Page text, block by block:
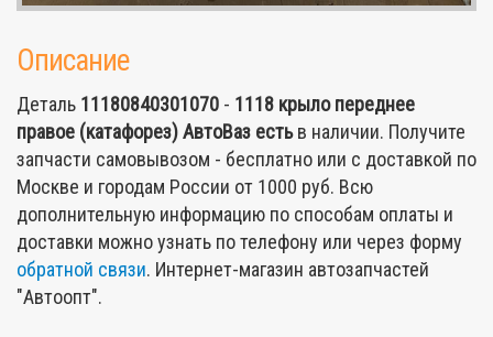
Описание
Деталь 11180840301070 - 1118 крыло переднее
правое (катафорез) АвтоВаз естьв наличии. Получите
запчасти самовывозом - бесплатно или с доставкой по
Москве и городам России от 1000 руб. Всю
дополнительную информацию по способам оплаты и
доставки можно узнать по телефону или через форму
обратной связи. Интернет-магазин автозапчастей
"Автоопт".